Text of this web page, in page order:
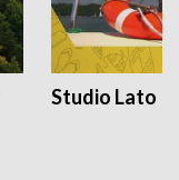
Studio Lato